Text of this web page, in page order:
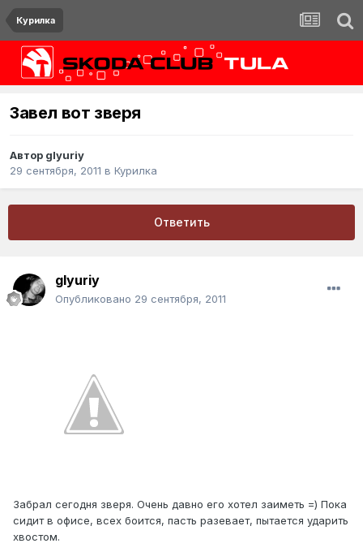
Курилка
Завел вот зверя
Автор glyuriy
29 сентября, 2011 в Курилка
Ответить
glyuriy
Опубликовано 29 сентября, 2011
Забрал сегодня зверя. Очень давно его хотел заиметь =) Пока
сидит в офисе, всех боится, пасть разевает, пытается ударить
хвостом.